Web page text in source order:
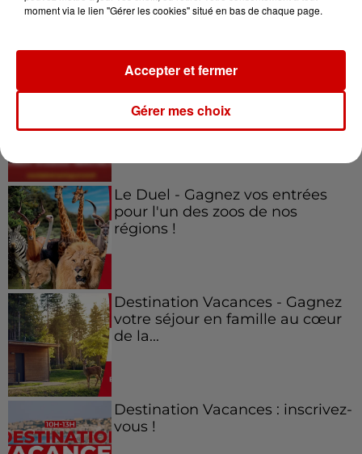
festival Marché Gourmand 2026
à Coulon !
Le Duel - Gagnez vos entrées
pour l'un des zoos de nos
régions !
Destination Vacances - Gagnez
votre séjour en famille au cœur
de la...
Destination Vacances : inscrivez-
vous !
moment via le lien "Gérer les cookies" situé en bas de chaque page.
Gérer mes choix
Accepter et fermer